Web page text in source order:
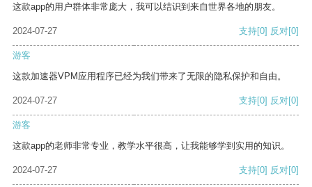
这款app的用户群体非常庞大，我可以结识到来自世界各地的朋友。
2024-07-27 支持[0] 反对[0]
游客
这款加速器VPM应用程序已经为我们带来了无限的隐私保护和自由。
2024-07-27 支持[0] 反对[0]
游客
这款app的老师非常专业，教学水平很高，让我能够学到实用的知识。
2024-07-27 支持[0] 反对[0]